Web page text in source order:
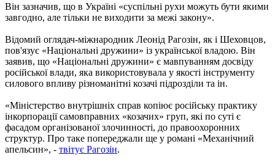
Він зазначив, що в Україні «суспільні рухи можуть бути якими
завгодно, але тільки не виходити за межі закону».
Відомий оглядач-міжнародник Леонід Рагозін, як і Шеховцов,
пов'язує «Національні дружини» із української владою. Він
заявив, що «Національні дружини» є мавпуванням досвіду
російської влади, яка використовувала у якості інструменту
силового впливу різноманітні козачі підрозділи та ін.
«Міністерство внутрішніх справ копіює російську практику
інкорпорації самовправних «козачих» груп, які по суті є
фасадом організованої злочинності, до правоохоронних
структур. Про таке попереджали ще у романі «Механічний
апельсин», - твітує Рагозін.